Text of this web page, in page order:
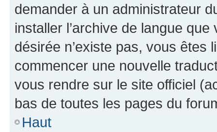
demander à un administrateur
installer l’archive de langue
désirée n’existe pas, vous êtes
commencer une nouvelle
vous rendre sur le site officiel
bas de toutes les pages du
Haut